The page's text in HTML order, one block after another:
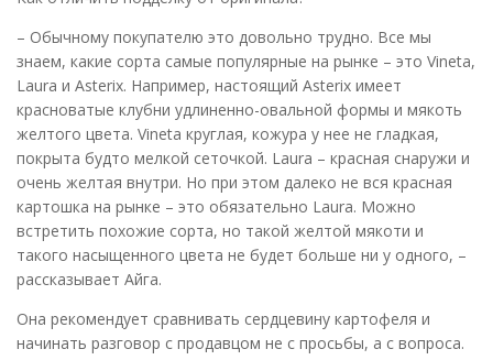
– Обычному покупателю это довольно трудно. Все мы
знаем, какие сорта самые популярные на рынке – это Vineta,
Laura и Asterix. Например, настоящий Asterix имеет
красноватые клубни удлиненно-овальной формы и мякоть
желтого цвета. Vineta круглая, кожура у нее не гладкая,
покрыта будто мелкой сеточкой. Laura – красная снаружи и
очень желтая внутри. Но при этом далеко не вся красная
картошка на рынке – это обязательно Laura. Можно
встретить похожие сорта, но такой желтой мякоти и
такого насыщенного цвета не будет больше ни у одного, –
рассказывает Айга.
Она рекомендует сравнивать сердцевину картофеля и
начинать разговор с продавцом не с просьбы, а с вопроса.